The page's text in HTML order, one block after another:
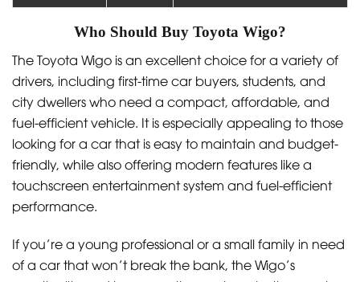
Who Should Buy Toyota Wigo?
The Toyota Wigo is an excellent choice for a variety of
drivers, including first-time car buyers, students, and
city dwellers who need a compact, affordable, and
fuel-efficient vehicle. It is especially appealing to those
looking for a car that is easy to maintain and budget-
friendly, while also offering modern features like a
touchscreen entertainment system and fuel-efficient
performance.
If you’re a young professional or a small family in need
of a car that won’t break the bank, the Wigo’s